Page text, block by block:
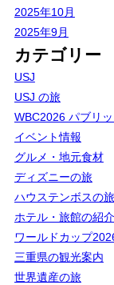
2025年10月
2025年9月
カテゴリー
USJ
USJ の旅
WBC2026 パブリ
イベント情報
グルメ・地元食材
ディズニーの旅
ハウステンボスの旅
ホテル・旅館の紹介
ワールドカップ
三重県の観光案内
世界遺産の旅